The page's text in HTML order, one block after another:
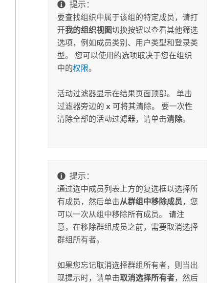
提示：
要查找组织中属于该组的特定成员，请打
开我的组织视图切换按钮以查看其他筛选
选项，例如成员类别、用户类型和登录类
型。 您可以使用的选项取决于您在组织
中的权限。
活动过滤器显示在结果页面顶部。 单击
过滤器旁边的 x可将其清除。 要一次性
清除全部的活动过滤器，请单击清除。
提示：
通过选中成员列表上方的复选框以选择所
有成员，然后单击从群组中移除成员，您
可以一次从组中移除所有成员。 请注
意，在移除群组成员之前，需要取消选择
群组所有者。
如果您忘记取消选择群组所有者，则当出
现提示时，请单击取消选择所有者，然后